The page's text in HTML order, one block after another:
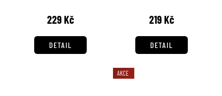
229 Kč
DETAIL
219 Kč
DETAIL
AKCE